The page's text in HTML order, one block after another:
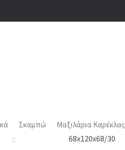
Σκαμπώ Μαξιλάρια Καρέκλας
68x120x68/30